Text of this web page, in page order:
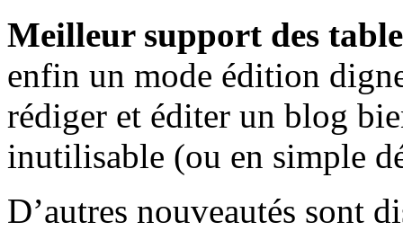
Meilleur support des
enfin un mode édition
rédiger et éditer un blog
inutilisable (ou en simple
D’autres nouveautés sont